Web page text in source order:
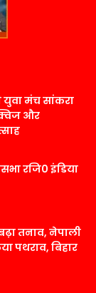
युवा मंच सांकरा
और
रजि0 इंडिया
तनाव, नेपाली
पथराव, बिहार